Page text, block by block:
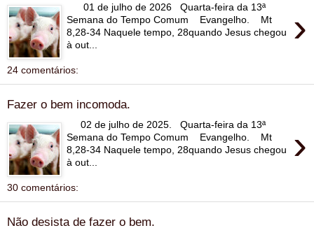
›
01 de julho de 2026 Quarta-feira da 13ª
Semana do Tempo Comum Evangelho. Mt
8,28-34 Naquele tempo, 28quando Jesus chegou
à out...
24 comentários:
Fazer o bem incomoda.
›
02 de julho de 2025. Quarta-feira da 13ª
Semana do Tempo Comum Evangelho. Mt
8,28-34 Naquele tempo, 28quando Jesus chegou
à out...
30 comentários:
Não desista de fazer o bem.